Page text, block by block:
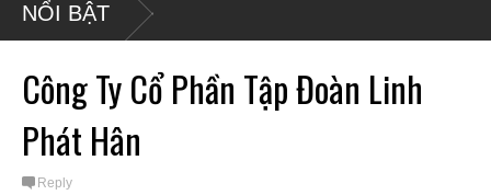
NỔI BẬT
Công Ty Cổ Phần Tập Đoàn Linh
Phát Hân
Reply